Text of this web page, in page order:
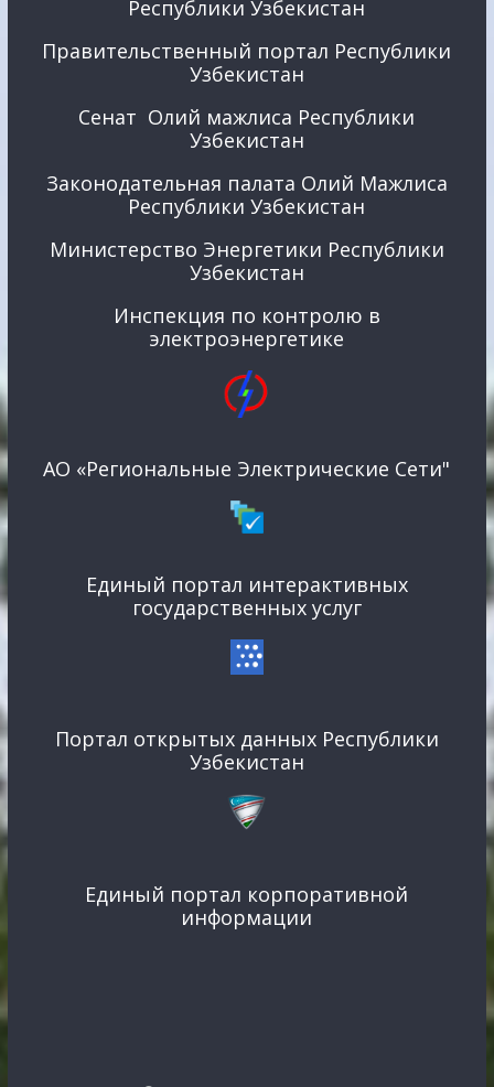
Республики Узбекистан
Правительственный портал Республики
Узбекистан
Сенат Олий мажлиса Республики
Узбекистан
Законодательная палата Олий Мажлиса
Республики Узбекистан
Министерство Энергетики Республики
Узбекистан
Инспекция по контролю в
электроэнергетике
АО «Региональные Электрические Сети"
Единый портал интерактивных
государственных услуг
Портал открытых данных Республики
Узбекистан
Единый портал корпоративной
информации